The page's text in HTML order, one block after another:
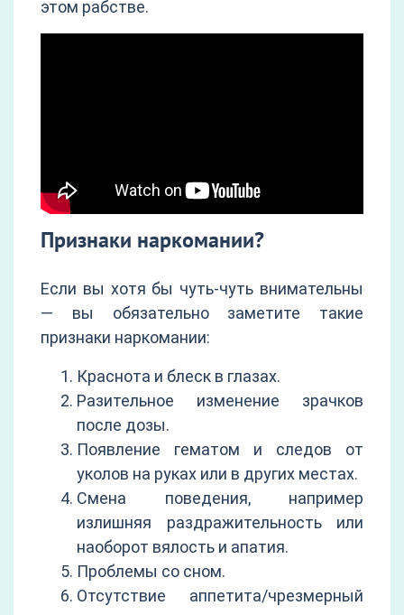
этом рабстве.
Признаки наркомании?
Если вы хотя бы чуть-чуть внимательны
— вы обязательно заметите такие
признаки наркомании:
Краснота и блеск в глазах.
Разительное изменение зрачков
после дозы.
Появление гематом и следов от
уколов на руках или в других местах.
Смена поведения, например
излишняя раздражительность или
наоборот вялость и апатия.
Проблемы со сном.
Отсутствие аппетита/чрезмерный